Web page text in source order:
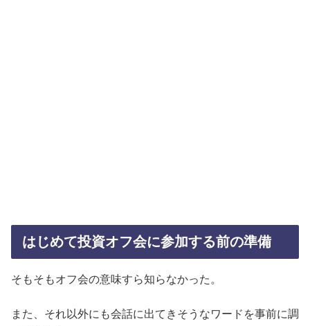
はじめて投資オフ会に参加する前の準備
そもそもオフ会の意味すら知らなかった。
また、それ以外にも会話に出てきそうなワードを事前に調